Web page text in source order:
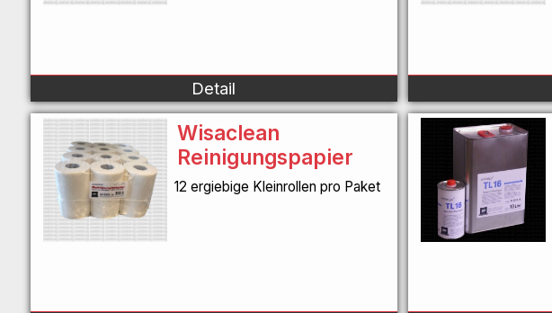
Detail
Wisaclean
Reinigungspapier
12 ergiebige Kleinrollen pro Paket